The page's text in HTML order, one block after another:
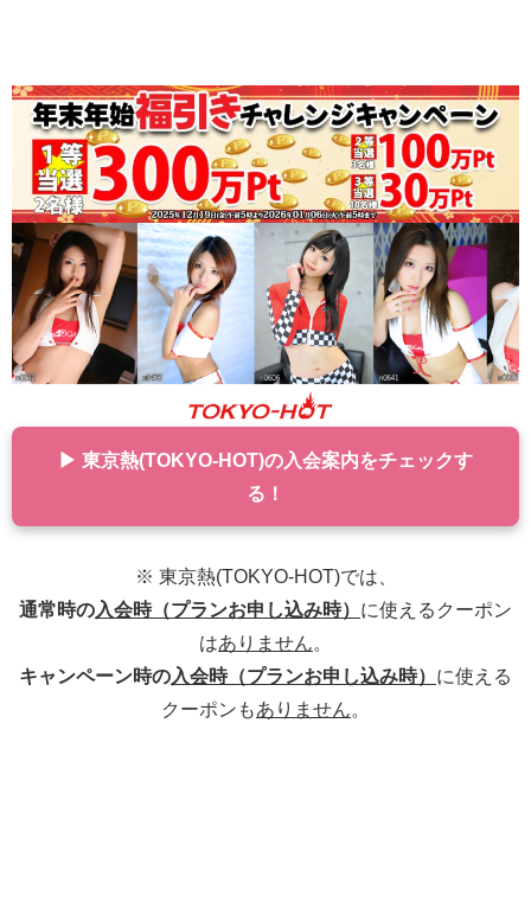
▶ 東京熱(TOKYO-HOT)の入会案内をチェックす
る！
※ 東京熱(TOKYO-HOT)では、
通常時の 入会時（プランお申し込み時） に使えるクーポン
はありません
キャンペーン時の 入会時（プランお申し込み時） に使える
クーポンもありません